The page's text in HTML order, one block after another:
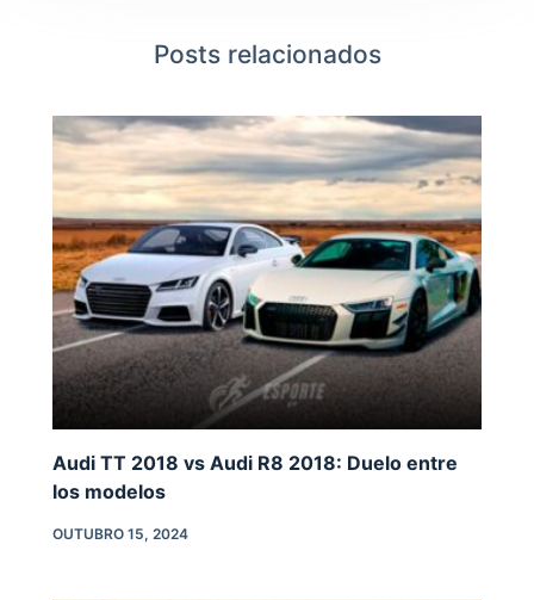
Posts relacionados
Audi TT 2018 vs Audi R8 2018: Duelo entre
los modelos
OUTUBRO 15, 2024